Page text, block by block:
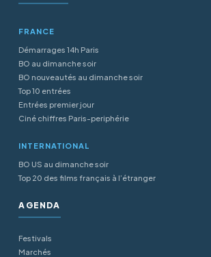
FRANCE
Démarrages 14h Paris
BO au dimanche soir
BO nouveautés au dimanche soir
Top 10 entrées
Entrées premier jour
Ciné chiffres Paris-periphérie
INTERNATIONAL
BO US au dimanche soir
Top 20 des films français à l’étranger
AGENDA
Festivals
Marchés